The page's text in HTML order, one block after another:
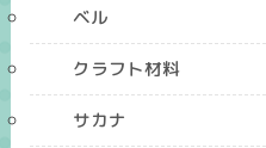
ベル
クラフト材料
サカナ